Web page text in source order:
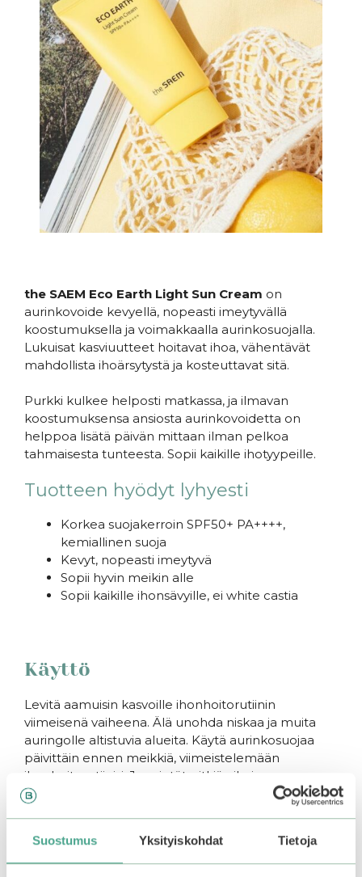
Suostumus Yksityiskohdat Tietoja
the SAEM Eco Earth Light Sun Cream on
aurinkovoide kevyellä, nopeasti imeytyvällä
koostumuksella ja voimakkaalla aurinkosuojalla.
Lukuisat kasviuutteet hoitavat ihoa, vähentävät
mahdollista ihoärsytystä ja kosteuttavat sitä.
Purkki kulkee helposti matkassa, ja ilmavan
koostumuksensa ansiosta aurinkovoidetta on
helppoa lisätä päivän mittaan ilman pelkoa
tahmaisesta tunteesta. Sopii kaikille ihotyypeille.
Tuotteen hyödyt lyhyesti
Korkea suojakerroin SPF50+ PA++++,
kemiallinen suoja
Kevyt, nopeasti imeytyvä
Sopii hyvin meikin alle
Sopii kaikille ihonsävyille, ei white castia
Käyttö
Levitä aamuisin kasvoille ihonhoitorutiinin
viimeisenä vaiheena. Älä unohda niskaa ja muita
auringolle altistuvia alueita. Käytä aurinkosuojaa
päivittäin ennen meikkiä, viimeistelemään
ihonhoitorutiinisi. Jos vietät pitkiä aikoja suorassa
auringonpaisteessa, muistathan lisätä